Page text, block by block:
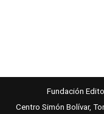
Fundación
Centro Simón Bolívar,